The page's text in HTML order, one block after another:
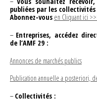
publiées par les collectivités
Abonnez-vous en Cliquant ici
– Entreprises, accédez
de l’AMF 29 :
Annonces de marchés publics
Publication annuelle a posteriori,
– Collectivités :